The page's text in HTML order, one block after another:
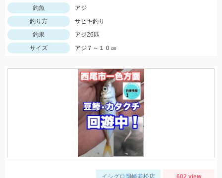
釣魚
アジ
釣り方
サビキ釣り
釣果
アジ26匹
サイズ
アジ７～１０㎝
イシグロ岡崎若松店 602 view